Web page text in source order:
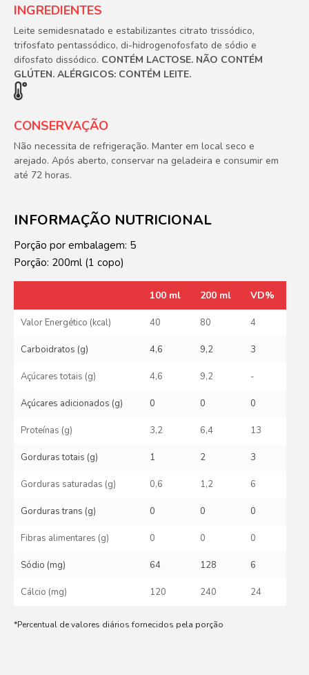
INGREDIENTES
Leite semidesnatado e estabilizantes citrato trissódico,
trifosfato pentassódico, di-hidrogenofosfato de sódio e
difosfato dissódico. CONTÉM LACTOSE. NÃO CONTÉM
GLÚTEN. ALÉRGICOS: CONTÉM LEITE.
CONSERVAÇÃO
Não necessita de refrigeração. Manter em local seco e
arejado. Após aberto, conservar na geladeira e consumir em
até 72 horas.
INFORMAÇÃO NUTRICIONAL
Porção por embalagem: 5
Porção: 200ml (1 copo)
*Percentual de valores diários fornecidos pela porção
100 ml 200 ml VD%
Valor Energético (kcal) 40 80 4
Carboidratos (g) 4,6 9,2 3
Açúcares totais (g) 4,6 9,2 -
Açúcares adicionados (g) 0 0 0
Proteínas (g) 3,2 6,4 13
Gorduras totais (g) 1 2 3
Gorduras saturadas (g) 0,6 1,2 6
Gorduras trans (g) 0 0 0
Fibras alimentares (g) 0 0 0
Sódio (mg) 64 128 6
Cálcio (mg) 120 240 24